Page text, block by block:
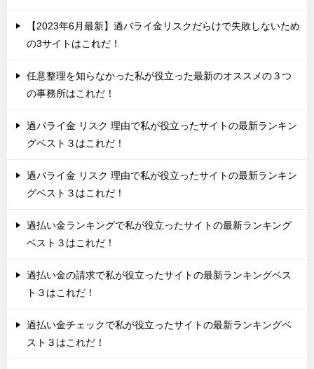
【2023年6月最新】過バライ金リスクだらけで失敗しないため
の3サイトはこれだ！
任意整理を知らなかった私が役立った最新のオススメの３つ
の事務所はこれだ！
過バライ金 リスク 理由で私が役立ったサイトの最新ランキン
グベスト３はこれだ！
過バライ金 リスク 理由で私が役立ったサイトの最新ランキン
グベスト３はこれだ！
過払い金ランキングで私が役立ったサイトの最新ランキング
ベスト３はこれだ！
過払い金の請求で私が役立ったサイトの最新ランキングベス
ト３はこれだ！
過払い金チェックで私が役立ったサイトの最新ランキングベ
スト３はこれだ！